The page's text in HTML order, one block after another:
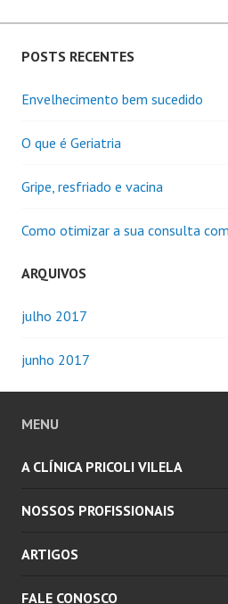
POSTS RECENTES
Envelhecimento bem sucedido
O que é Geriatria
Gripe, resfriado e vacina
Como otimizar a sua consulta
ARQUIVOS
julho 2017
junho 2017
MENU
A CLÍNICA PRICOLI VILELA
NOSSOS PROFISSIONAIS
ARTIGOS
FALE CONOSCO